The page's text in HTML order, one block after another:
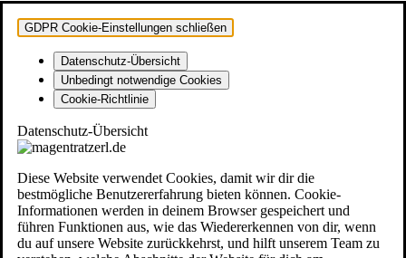
GDPR Cookie-Einstellungen schließen
Datenschutz-Übersicht
Unbedingt notwendige Cookies
Cookie-Richtlinie
Datenschutz-Übersicht
Diese Website verwendet Cookies, damit wir dir die
bestmögliche Benutzererfahrung bieten können. Cookie-
Informationen werden in deinem Browser gespeichert und
führen Funktionen aus, wie das Wiedererkennen von dir, wenn
du auf unsere Website zurückkehrst, und hilft unserem Team zu